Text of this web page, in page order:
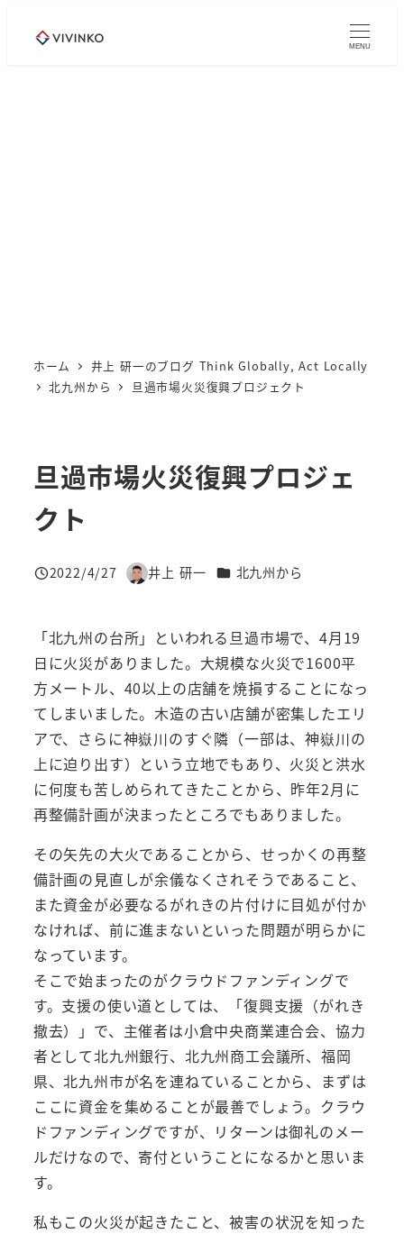
MENU
ホーム
井上 研一のブログ Think Globally, Act Locally
北九州から
旦過市場火災復興プロジェクト
旦過市場火災復興プロジェ
クト
投稿日
2022/4/27
著
井上 研一 カテゴリー
北九州から
「北九州の台所」といわれる旦過市場で、4月19
日に火災がありました。大規模な火災で1600平
方メートル、40以上の店舗を焼損することになっ
てしまいました。木造の古い店舗が密集したエリ
アで、さらに神嶽川のすぐ隣（一部は、神嶽川の
上に迫り出す）という立地でもあり、火災と洪水
に何度も苦しめられてきたことから、昨年2月に
再整備計画が決まったところでもありました。
その矢先の大火であることから、せっかくの再整
備計画の見直しが余儀なくされそうであること、
また資金が必要なるがれきの片付けに目処が付か
なければ、前に進まないといった問題が明らかに
なっています。
そこで始まったのがクラウドファンディングで
す。支援の使い道としては、「復興支援（がれき
撤去）」で、主催者は小倉中央商業連合会、協力
者として北九州銀行、北九州商工会議所、福岡
県、北九州市が名を連ねていることから、まずは
ここに資金を集めることが最善でしょう。クラウ
ドファンディングですが、リターンは御礼のメー
ルだけなので、寄付ということになるかと思いま
す。
私もこの火災が起きたこと、被害の状況を知った